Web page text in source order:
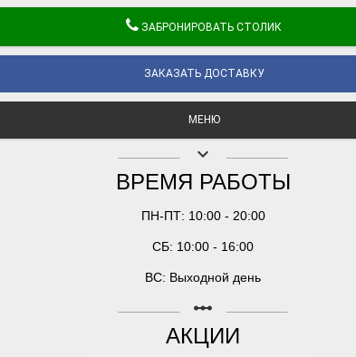
ЗАБРОНИРОВАТЬ СТОЛИК
ЗАКАЗАТЬ ДОСТАВКУ
МЕНЮ
keyboard_arrow_down
ВРЕМЯ РАБОТЫ
ПН-ПТ: 10:00 - 20:00
СБ: 10:00 - 16:00
ВС: Выходной день
linear_scale
АКЦИИ